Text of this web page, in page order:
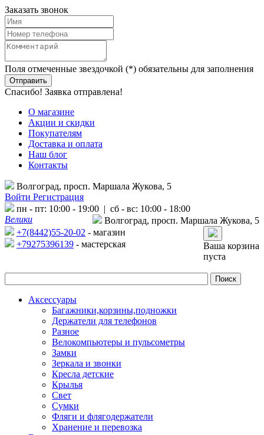
Заказать звонок
Поля отмеченные звездочкой (*) обязательны для заполнения
Спасибо! Заявка отправлена!
О магазине
Акции и скидки
Покупателям
Доставка и оплата
Наш блог
Контакты
Волгоград, просп. Маршала Жукова, 5
Войти Регистрация
пн - пт: 10:00 - 19:00 | сб - вс: 10:00 - 18:00
Велики
Волгоград, просп. Маршала Жукова, 5
+7(8442)55-20-02 - магазин
+79275396139 - мастерская
Ваша корзина
пуста
Аксессуары
Багажники,корзины,подножки
Держатели для телефонов
Разное
Велокомпьютеры и пульсометры
Замки
Зеркала и звонки
Кресла детские
Крылья
Свет
Сумки
Фляги и флягодержатели
Хранение и перевозка